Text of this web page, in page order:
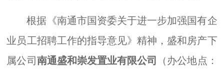
根据《南通市国资委关于进一步加强国有企
业员工招聘工作的指导意见》精神，盛和房产下
属公司南通盛和崇发置业有限公司 （办公地点：